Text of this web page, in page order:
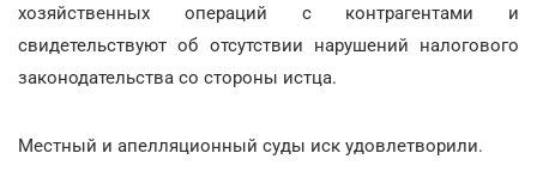
хозяйственных операций с контрагентами и
свидетельствуют об отсутствии нарушений налогового
законодательства со стороны истца.
Местный и апелляционный суды иск удовлетворили.